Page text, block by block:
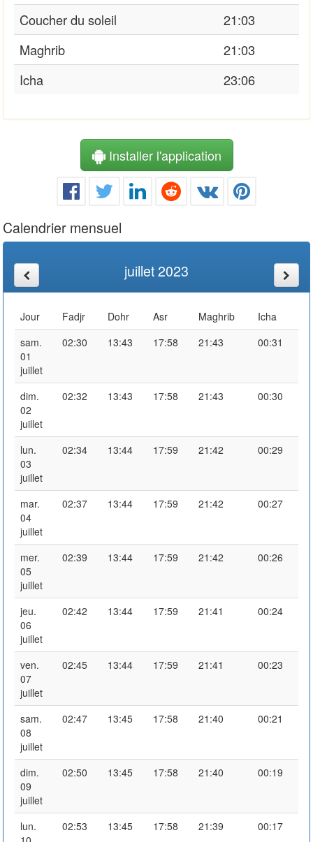
Coucher du soleil
21:03
Maghrib
21:03
Icha
23:06
Installer l'application
Calendrier mensuel
juillet 2023
Jour Fadjr Dohr Asr Maghrib
Icha
sam.
01
juillet
02:30 13:43 17:58 21:43 00:31
dim.
02
juillet
02:32 13:43 17:58 21:43 00:30
lun.
03
juillet
02:34 13:44 17:59 21:42 00:29
mar.
04
juillet
02:37 13:44 17:59 21:42 00:27
mer.
05
juillet
02:39 13:44 17:59 21:42 00:26
jeu.
06
juillet
02:42 13:44 17:59 21:41 00:24
ven.
07
juillet
02:45 13:44 17:59 21:41 00:23
sam.
08
juillet
02:47 13:45 17:58 21:40 00:21
dim.
09
juillet
02:50 13:45 17:58 21:40 00:19
lun.
02:53 13:45 17:58 21:39 00:17